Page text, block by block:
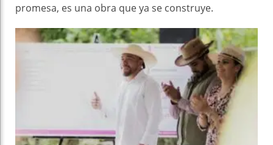
promesa, es una obra que ya se construye.